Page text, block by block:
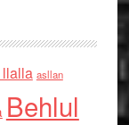
asllan
Behlul